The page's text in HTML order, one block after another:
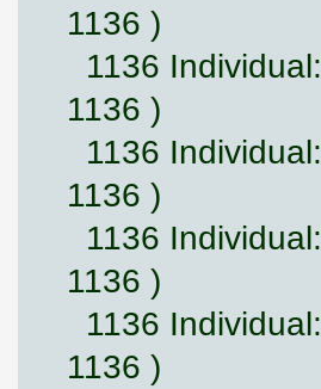
1136 )
1136 Individual:
1136 )
1136 Individual:
1136 )
1136 Individual:
1136 )
1136 Individual:
1136 )